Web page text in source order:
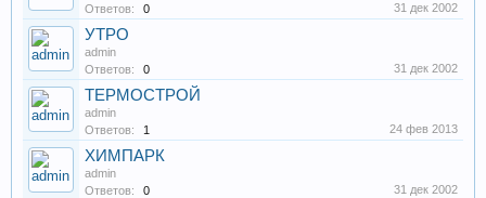
Ответов:
0 31 дек 2002
УТРО
admin
Ответов:
0 31 дек 2002
ТЕРМОСТРОЙ
admin
Ответов:
1 24 фев 2013
ХИМПАРК
admin
Ответов:
0 31 дек 2002